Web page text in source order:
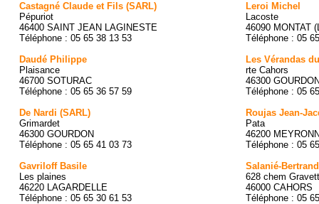
Castagné Claude et Fils (SARL)
Pépuriot
46400 SAINT JEAN LAGINESTE
Téléphone : 05 65 38 13 53
Daudé Philippe
Plaisance
46700 SOTURAC
Téléphone : 05 65 36 57 59
De Nardi (SARL)
Grimardet
46300 GOURDON
Téléphone : 05 65 41 03 73
Gavriloff Basile
Les plaines
46220 LAGARDELLE
Téléphone : 05 65 30 61 53
Leroi Michel
Lacoste
46090 MONTAT
Téléphone : 05
Les Vérandas
rte Cahors
46300
Téléphone : 05
Roujas Jean-
Pata
46200
Téléphone : 05
Salanié-
628 chem
46000 CAHORS
Téléphone : 05